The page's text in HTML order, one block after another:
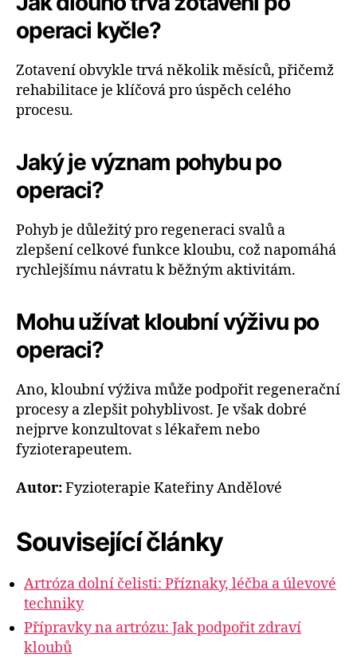
operaci kyčle?
Zotavení obvykle trvá několik měsíců, přičemž
rehabilitace je klíčová pro úspěch celého
procesu.
Jaký je význam pohybu po
operaci?
Pohyb je důležitý pro regeneraci svalů a
zlepšení celkové funkce kloubu, což napomáhá
rychlejšímu návratu k běžným aktivitám.
Mohu užívat kloubní výživu po
operaci?
Ano, kloubní výživa může podpořit regenerační
procesy a zlepšit pohyblivost. Je však dobré
nejprve konzultovat s lékařem nebo
fyzioterapeutem.
Autor:Fyzioterapie Kateřiny Andělové
Související články
Artróza dolní čelisti: Příznaky, léčba a úlevové
techniky
Přípravky na artrózu: Jak podpořit zdraví
kloubů